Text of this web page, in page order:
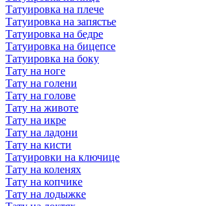
Татуировка на плече
Татуировка на запястье
Татуировка на бедре
Татуировка на бицепсе
Татуировка на боку
Тату на ноге
Тату на голени
Тату на голове
Тату на животе
Тату на икре
Тату на ладони
Тату на кисти
Татуировки на ключице
Тату на коленях
Тату на копчике
Тату на лодыжке